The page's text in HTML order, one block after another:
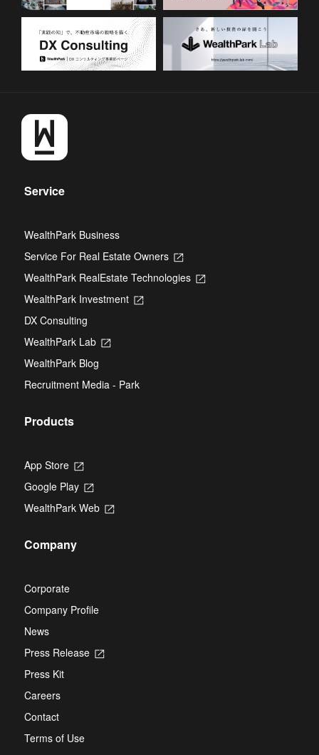
Service
WealthPark Business
Service For Real Estate Owners
Opens
a
WealthPark RealEstate Technologies
Opens
WealthPark Investment
Opens
DX Consulting
WealthPark Lab
Opens
new
tab
WealthPark Blog
Recruitment Media - Park
Products
App Store
Opens
a
new
tab
Google Play
Opens
a
WealthPark Web
Opens
Company
Corporate
Company Profile
News
Press Release
Opens
Press Kit
Careers
Contact
Terms of Use